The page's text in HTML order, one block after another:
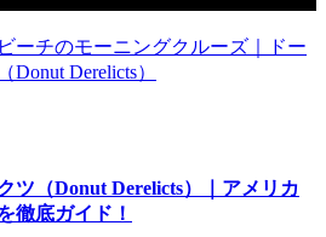
ツ（Donut Derelicts）｜アメリカ
徹底ガイド！